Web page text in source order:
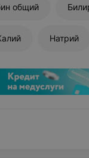
общий
Натрий